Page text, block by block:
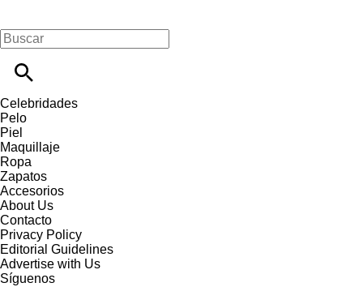
Celebridades
Pelo
Piel
Maquillaje
Ropa
Zapatos
Accesorios
About Us
Contacto
Privacy Policy
Editorial Guidelines
Advertise with Us
Síguenos